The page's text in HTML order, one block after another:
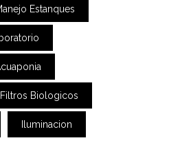
Estanques
Filtros Biologicos
Iluminacion